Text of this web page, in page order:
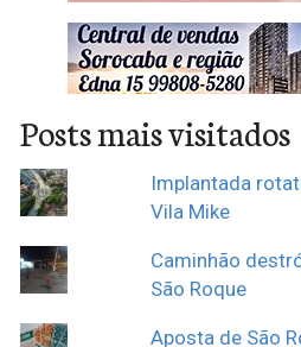
Posts mais visitados
Implantada
Vila Mike
Caminhão
São Roque
Aposta de São